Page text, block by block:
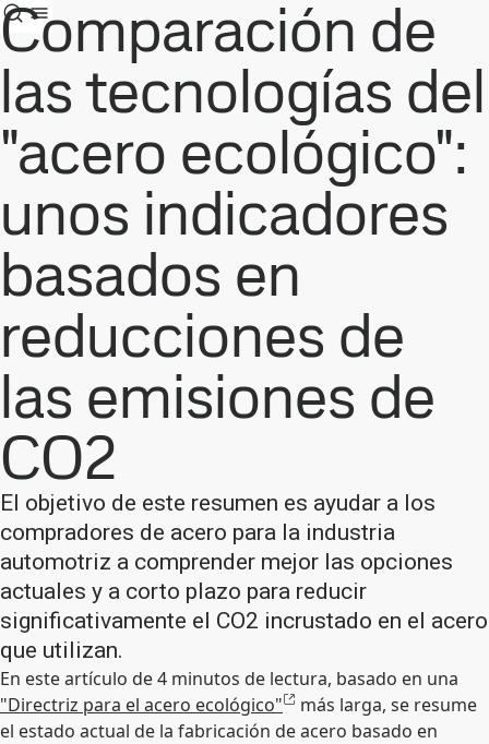
Comparación de
las tecnologías del
"acero ecológico":
unos indicadores
basados en
reducciones de
las emisiones de
CO2
El objetivo de este resumen es ayudar a los
compradores de acero para la industria
automotriz a comprender mejor las opciones
actuales y a corto plazo para reducir
significativamente el CO2 incrustado en el acero
que utilizan.
En este artículo de 4 minutos de lectura, basado en una
"Directriz para el acero ecológico"
más larga, se resume
el estado actual de la fabricación de acero basado en